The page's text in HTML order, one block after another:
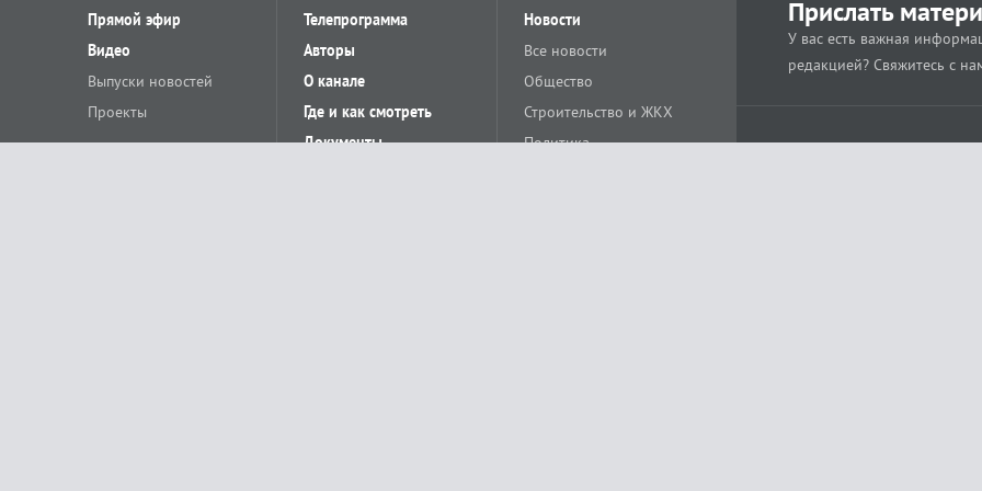
Прямой эфир
Видео
Выпуски новостей
Проекты
Телепрограмма
Авторы
О канале
Где и как смотреть
Документы
Новости
Все новости
Общество
Строительство и ЖКХ
Политика
Прислать
У вас есть важная
редакцией? Свяжитесь с